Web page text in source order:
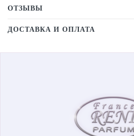
ОТЗЫВЫ
ДОСТАВКА И ОПЛАТА